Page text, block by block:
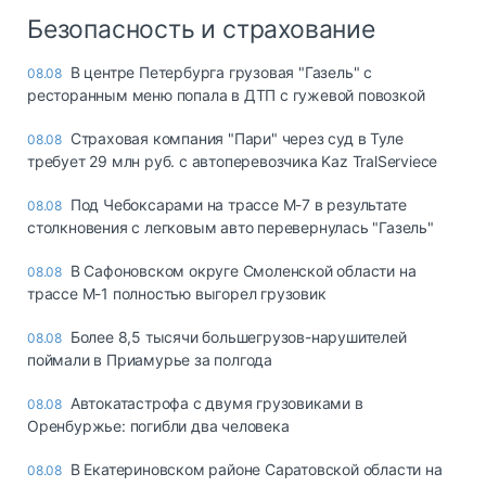
Безопасность и страхование
08.08 В центре Петербурга грузовая "Газель" с
ресторанным меню попала в ДТП с гужевой повозкой
08.08 Страховая компания "Пари" через суд в Туле
требует 29 млн руб. с автоперевозчика Kaz TralServiece
08.08 Под Чебоксарами на трассе М-7 в результате
столкновения с легковым авто перевернулась "Газель"
08.08 В Сафоновском округе Смоленской области на
трассе М-1 полностью выгорел грузовик
08.08 Более 8,5 тысячи большегрузов-нарушителей
поймали в Приамурье за полгода
08.08 Автокатастрофа с двумя грузовиками в
Оренбуржье: погибли два человека
08.08 В Екатериновском районе Саратовской области на